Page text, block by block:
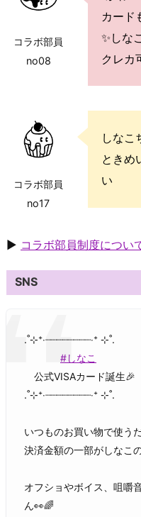
コラボ部員
no08
カード
✨しな
クレカ
コラボ部員
no17
しなこ
ときめ
い
▶ コラボ部員制度につい
SNS
.˚⊹⁺‧┈┈┈┈┈┈┈┈‧⁺ ⊹˚.
#しなこ
公式VISAカード誕生🎉
.˚⊹⁺‧┈┈┈┈┈┈┈┈‧⁺ ⊹˚.
いつものお買い物で使う
決済金額の一部がしなこ
オフショやボイス、咀嚼
ん👀🌈